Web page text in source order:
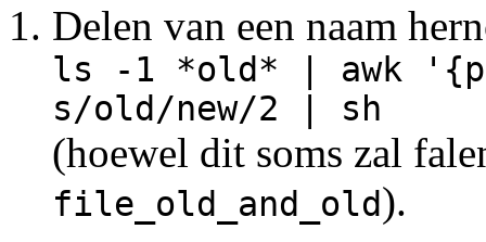
Delen van een naam
ls -1 *old* | awk
s/old/new/2 | sh
(hoewel dit soms zal
file_old_and_old).